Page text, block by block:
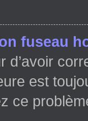
fuseau
d’avoir
est
ce